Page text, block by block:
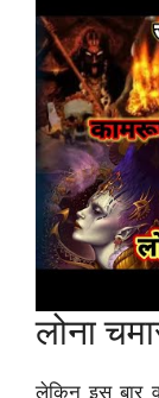
लोना
लेकिन इस बार